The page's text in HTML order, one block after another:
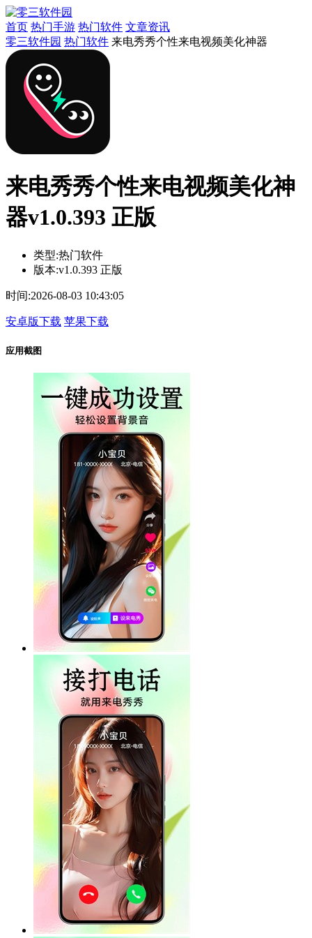
首页 热门手游 热门软件 文章资讯
零三软件园 热门软件 来电秀秀个性来电视频美化神器
来电秀秀个性来电视频美化神
器v1.0.393 正版
类型:热门软件
版本:v1.0.393 正版
时间:2026-08-03 10:43:05
安卓版下载 苹果下载
应用截图